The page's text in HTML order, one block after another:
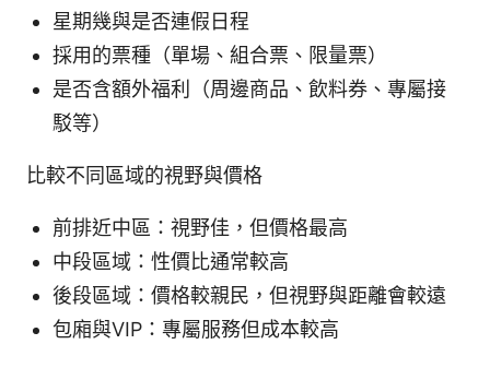
星期幾與是否連假日程
採用的票種（單場、組合票、限量票）
是否含額外福利（周邊商品、飲料券、專屬接
駁等）
比較不同區域的視野與價格
前排近中區：視野佳，但價格最高
中段區域：性價比通常較高
後段區域：價格較親民，但視野與距離會較遠
包廂與VIP：專屬服務但成本較高